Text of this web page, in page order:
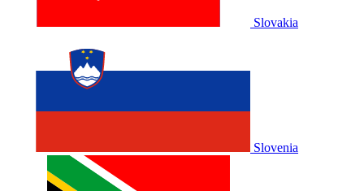
Slovakia
Slovenia